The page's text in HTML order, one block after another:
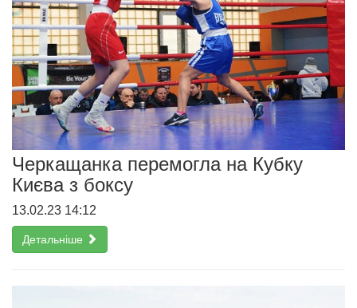
Черкащанка перемогла на Кубку
Києва з боксу
13.02.23 14:12
Детальніше